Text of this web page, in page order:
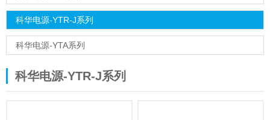
科华电源-YTR-J系列
科华电源-YTA系列
科华电源-YTR-J系列